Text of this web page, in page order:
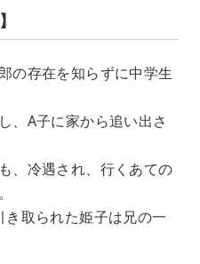
の存在を知らずに中学生
、A子に家から追い出さ
、冷遇され、行くあての
取られた姫子は兄の一